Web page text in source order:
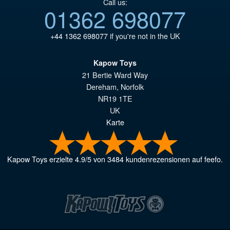
01362 698077
+44 1362 698077if you're not in the UK
Kapow Toys
21 Bertie Ward Way
Dereham, Norfolk
NR19 1TE
UK
Karte
Kapow Toyserzielte4.9/5von 3484kundenrezensionen auf feefo.